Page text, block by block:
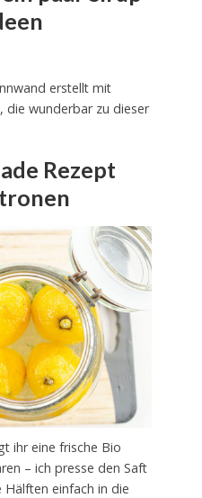
erstellt mit
die wunderbar zu dieser
Rezept
ihr eine frische Bio
– ich presse den Saft
einfach in die